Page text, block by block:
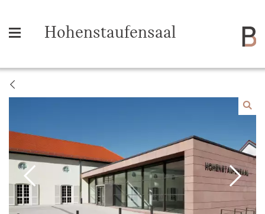
Hohenstaufensaal